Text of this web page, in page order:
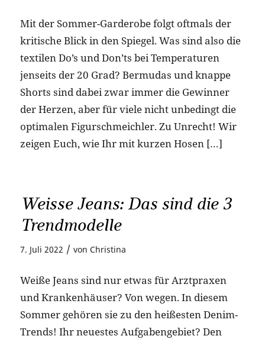
Mit der Sommer-Garderobe folgt oftmals der
kritische Blick in den Spiegel. Was sind also die
textilen Do’s und Don’ts bei Temperaturen
jenseits der 20 Grad? Bermudas und knappe
Shorts sind dabei zwar immer die Gewinner
der Herzen, aber für viele nicht unbedingt die
optimalen Figurschmeichler. Zu Unrecht! Wir
zeigen Euch, wie Ihr mit kurzen Hosen […]
Weisse Jeans: Das sind die 3
Trendmodelle
7. Juli 2022 / von Christina
Weiße Jeans sind nur etwas für Arztpraxen
und Krankenhäuser? Von wegen. In diesem
Sommer gehören sie zu den heißesten Denim-
Trends! Ihr neuestes Aufgabengebiet? Den